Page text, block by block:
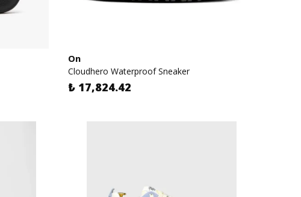
On
Cloudhero Waterproof Sneaker
₺ 17,824.42